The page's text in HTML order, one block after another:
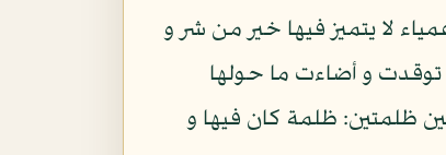
لا يتميز فيها خير من شر و
توقدت و أضاءت ما حولها
ظلمتين: ظلمة كان فيها و